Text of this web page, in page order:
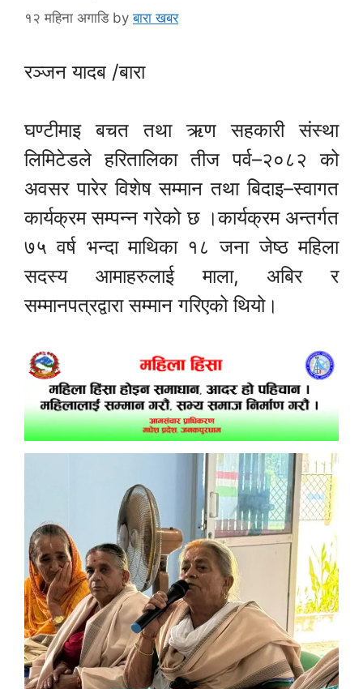
१२ महिना अगाडि byबारा खबर
रञ्जन यादब /बारा
घण्टीमाइ बचत तथा ऋण सहकारी संस्था
लिमिटेडले हरितालिका तीज पर्व–२०८२ को
अवसर पारेर विशेष सम्मान तथा बिदाइ–स्वागत
कार्यक्रम सम्पन्न गरेको छ ।कार्यक्रम अन्तर्गत
७५ वर्ष भन्दा माथिका १८ जना जेष्ठ महिला
सदस्य आमाहरुलाई माला, अबिर र
सम्मानपत्रद्वारा सम्मान गरिएको थियो।